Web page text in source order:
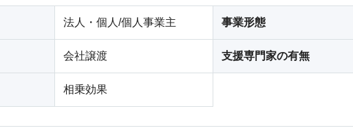
法人・個人/個人事業主 事業形態
会社譲渡 支援専門家の有無
相乗効果